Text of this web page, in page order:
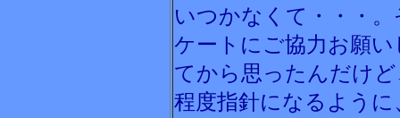
いつかなくて・・・
ケートにご協力お願
てから思ったんだけ
程度指針になるよう